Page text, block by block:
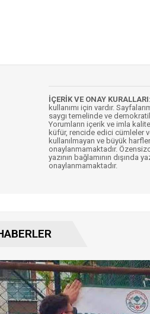
İÇERİK VE ONAY KURALLARI:
kullanımı için vardır.
saygı temelinde ve
Yorumların içerik ve imla
küfür, rencide edici cümleler
kullanılmayan ve büyük
onaylanmamaktadır.
yazının bağlamının dışında
onaylanmamaktadır.